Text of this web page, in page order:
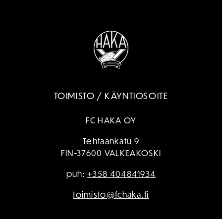
TOIMISTO / KÄYNTIOSOITE
FC HAKA OY
Tehtaankatu 9
FIN-37600 VALKEAKOSKI
puh:+358 404841934
toimisto@fchaka.fi